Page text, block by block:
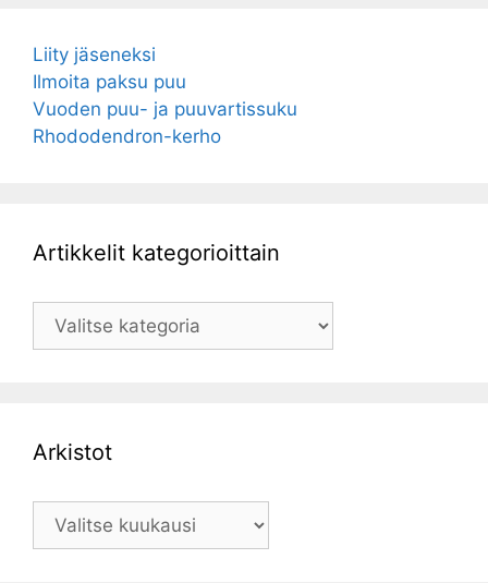
Liity jäseneksi
Ilmoita paksu puu
Vuoden puu- ja puuvartissuku
Rhododendron-kerho
Artikkelit kategorioittain
Artikkelit
Arkistot
Arkistot